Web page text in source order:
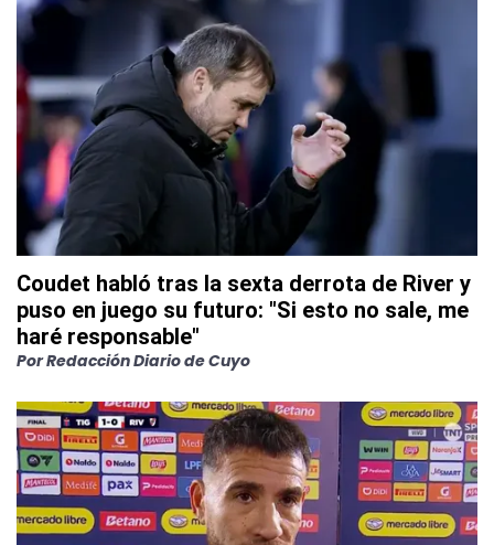
Coudet habló tras la sexta derrota de River y
puso en juego su futuro: "Si esto no sale, me
haré responsable"
PorRedacción Diario de Cuyo